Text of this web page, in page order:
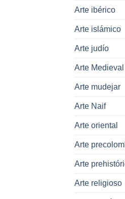
Arte ibérico
Arte islámico
Arte judío
Arte Medieval
Arte mudejar
Arte Naif
Arte oriental
Arte
Arte
Arte religioso